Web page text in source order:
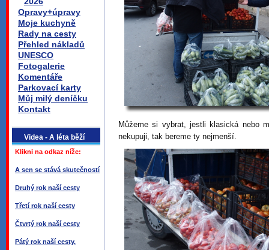
Opravy+úpravy
Moje kuchyně
Rady na cesty
Přehled nákladů
UNESCO
Fotogalerie
Komentáře
Parkovací karty
Můj milý deníčku
Kontakt
Videa - A léta běží
Klikni na odkaz níže:
A sen se stává skutečností
Druhý rok naší cesty
Třetí rok naší cesty
Čtvrtý rok naší cesty
Pátý rok naší cesty.
Můžeme si vybrat, jestli klasická nebo
nekupuji, tak bereme ty nejmenší.